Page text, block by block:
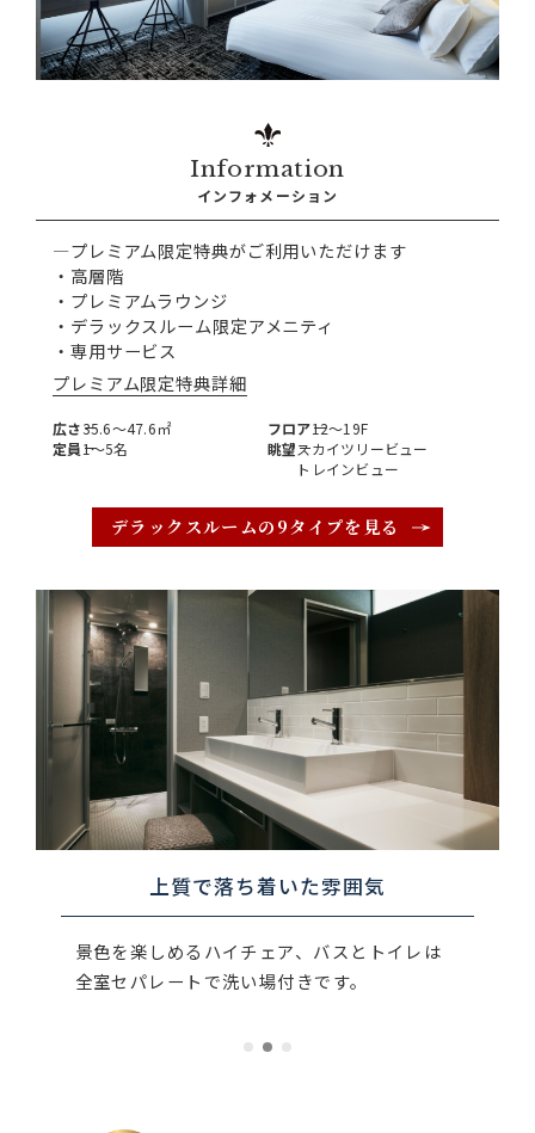
Information
インフォメーション
—プレミアム限定特典がご利用いただけます
・高層階
・プレミアムラウンジ
・デラックスルーム限定アメニティ
・専用サービス
プレミアム限定特典詳細
広さ35.6〜47.6㎡ フロア12〜19F
定員1〜5名 眺望スカイツリービュー
トレインビュー
デラックスルームの9タイプを見る
上質で落ち着いた雰囲気
景色を楽しめるハイチェア、バスとトイレは
全室セパレートで洗い場付きです。